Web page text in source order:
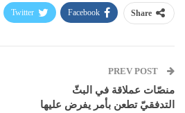
Share
Facebook
Twitter
منصّات عملاقة في البثّ
التدفقيّ تطعن بأمر يفرض عليها